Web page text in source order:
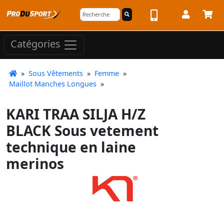
Catégories
» Sous Vêtements » Femme »
Maillot Manches Longues »
KARI TRAA SILJA H/Z
BLACK Sous vetement
technique en laine
merinos